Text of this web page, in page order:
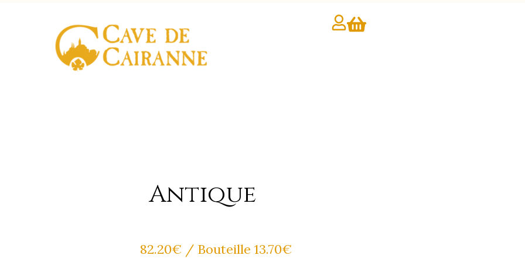
Antique
82.20€ / Bouteille 13.70€